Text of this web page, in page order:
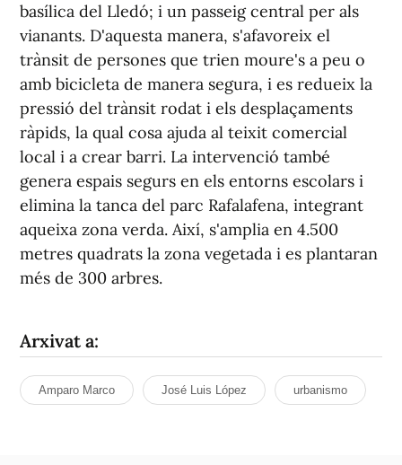
basílica del Lledó; i un passeig central per als
vianants. D'aquesta manera, s'afavoreix el
trànsit de persones que trien moure's a peu o
amb bicicleta de manera segura, i es redueix la
pressió del trànsit rodat i els desplaçaments
ràpids, la qual cosa ajuda al teixit comercial
local i a crear barri. La intervenció també
genera espais segurs en els entorns escolars i
elimina la tanca del parc Rafalafena, integrant
aqueixa zona verda. Així, s'amplia en 4.500
metres quadrats la zona vegetada i es plantaran
més de 300 arbres.
Arxivat a:
Amparo Marco José Luis López urbanismo